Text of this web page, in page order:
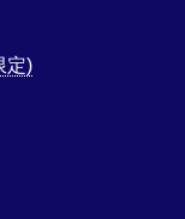
定)